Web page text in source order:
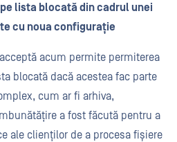
lista blocată din cadrul unei
cu noua configurație
acceptă acum permite permiterea
blocată dacă acestea fac parte
cum ar fi arhiva,
a fost făcută pentru a
ale clienților de a procesa fișiere